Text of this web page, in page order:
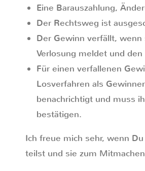
Eine Barauszahlung,
Der Rechtsweg ist
Der Gewinn verfällt, wenn
Verlosung meldet und
Für einen verfallenen
Losverfahren als
benachrichtigt und muss
bestätigen.
Ich freue mich sehr, wenn
teilst und sie zum